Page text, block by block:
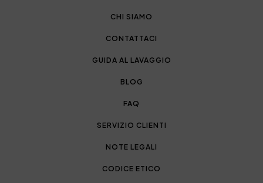
CHI SIAMO
CONTATTACI
GUIDA AL LAVAGGIO
BLOG
FAQ
SERVIZIO CLIENTI
NOTE LEGALI
CODICE ETICO